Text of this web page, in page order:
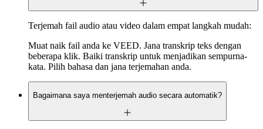
Terjemah fail audio atau video dalam empat langkah mudah:
Muat naik fail anda ke VEED. Jana transkrip teks dengan
beberapa klik. Baiki transkrip untuk menjadikan sempurna-
kata. Pilih bahasa dan jana terjemahan anda.
Bagaimana saya menterjemah audio secara automatik?